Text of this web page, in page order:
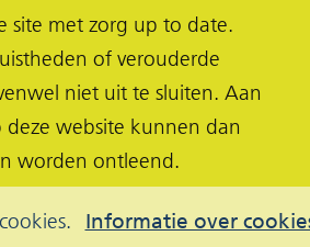
Informatie over
site met zorg up to date.
of verouderde
niet uit te sluiten. Aan
website kunnen dan
worden ontleend.